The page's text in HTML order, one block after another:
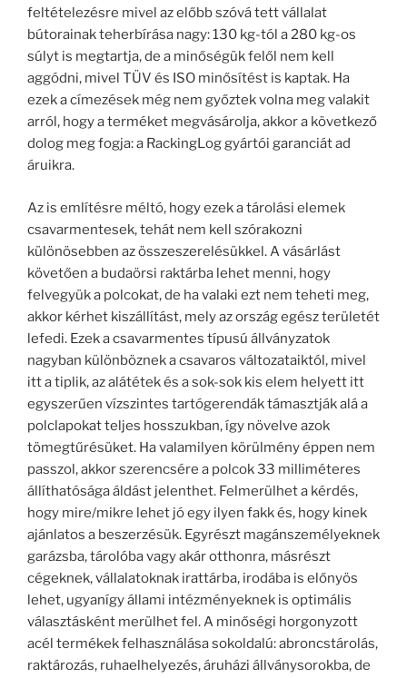
feltételezésre mivel az előbb szóvá tett vállalat
bútorainak teherbírása nagy: 130 kg-tól a 280 kg-os
súlyt is megtartja, de a minőségük felől nem kell
aggódni, mivel TÜV és ISO minősítést is kaptak. Ha
ezek a címezések még nem győztek volna meg valakit
arról, hogy a terméket megvásárolja, akkor a következő
dolog meg fogja: a RackingLog gyártói garanciát ad
áruikra.
Az is említésre méltó, hogy ezek a tárolási elemek
csavarmentesek, tehát nem kell szórakozni
különösebben az összeszerelésükkel. A vásárlást
követően a budaörsi raktárba lehet menni, hogy
felvegyük a polcokat, de ha valaki ezt nem teheti meg,
akkor kérhet kiszállítást, mely az ország egész területét
lefedi. Ezek a csavarmentes típusú állványzatok
nagyban különböznek a csavaros változataiktól, mivel
itt a tiplik, az alátétek és a sok-sok kis elem helyett itt
egyszerűen vízszintes tartógerendák támasztják alá a
polclapokat teljes hosszukban, így növelve azok
tömegtűrésüket. Ha valamilyen körülmény éppen nem
passzol, akkor szerencsére a polcok 33 milliméteres
állíthatósága áldást jelenthet. Felmerülhet a kérdés,
hogy mire/mikre lehet jó egy ilyen fakk és, hogy kinek
ajánlatos a beszerzésük. Egyrészt magánszemélyeknek
garázsba, tárolóba vagy akár otthonra, másrészt
cégeknek, vállalatoknak irattárba, irodába is előnyös
lehet, ugyanígy állami intézményeknek is optimális
választásként merülhet fel. A minőségi horgonyzott
acél termékek felhasználása sokoldalú: abroncstárolás,
raktározás, ruhaelhelyezés, áruházi állványsorokba, de